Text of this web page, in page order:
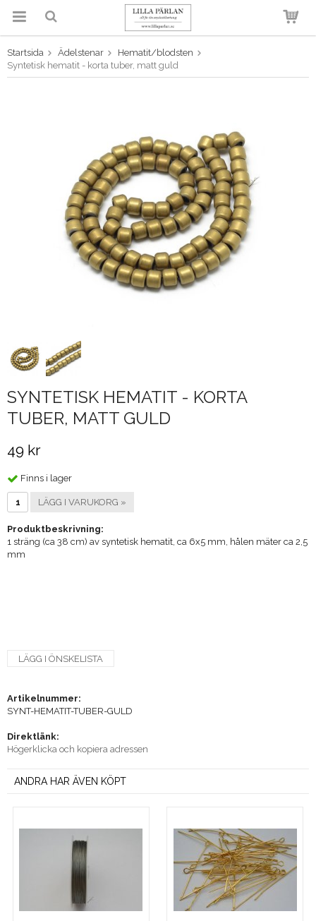
Produkten har blivit tillagd i
varukorgen
Startsida Ädelstenar
Hematit/blodsten
Syntetisk hematit - korta tuber, matt guld
SYNTETISK HEMATIT - KORTA
TUBER, MATT GULD
49 kr
Finns i lager
LÄGG I VARUKORG »
Produktbeskrivning:
1 sträng (ca 38 cm) av syntetisk hematit, ca 6x5 mm, hålen mäter ca 2,5
mm
LÄGG I ÖNSKELISTA
Artikelnummer:
SYNT-HEMATIT-TUBER-GULD
Direktlänk:
Högerklicka och kopiera adressen
ANDRA HAR ÄVEN KÖPT